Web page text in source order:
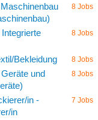
8 Jobs
8 Jobs
Bekleidung 8 Jobs
und
8 Jobs
in -
in
7 Jobs